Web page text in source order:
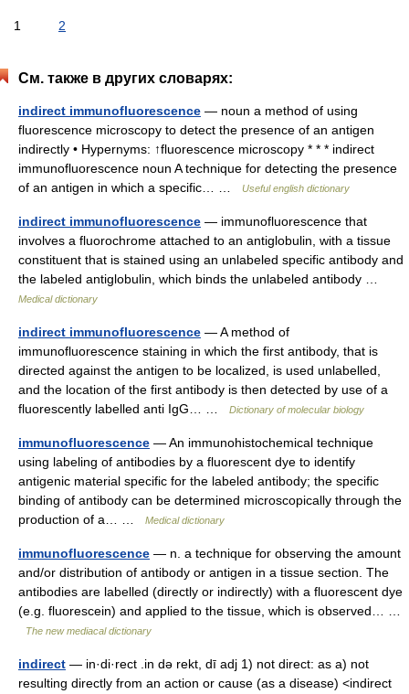
1 2
См. также в других словарях:
indirect immunofluorescence — noun a method of using
fluorescence microscopy to detect the presence of an antigen
indirectly • Hypernyms: ↑fluorescence microscopy * * * indirect
immunofluorescence noun A technique for detecting the presence
of an antigen in which a specific… …
Useful english dictionary
indirect immunofluorescence — immunofluorescence that
involves a fluorochrome attached to an antiglobulin, with a tissue
constituent that is stained using an unlabeled specific antibody and
the labeled antiglobulin, which binds the unlabeled antibody …
Medical dictionary
indirect immunofluorescence — A method of
immunofluorescence staining in which the first antibody, that is
directed against the antigen to be localized, is used unlabelled,
and the location of the first antibody is then detected by use of a
fluorescently labelled anti IgG… …
Dictionary of molecular biology
immunofluorescence — An immunohistochemical technique
using labeling of antibodies by a fluorescent dye to identify
antigenic material specific for the labeled antibody; the specific
binding of antibody can be determined microscopically through the
production of a… …
Medical dictionary
immunofluorescence — n. a technique for observing the amount
and/or distribution of antibody or antigen in a tissue section. The
antibodies are labelled (directly or indirectly) with a fluorescent dye
(e.g. fluorescein) and applied to the tissue, which is observed… …
The new mediacal dictionary
indirect — in·di·rect .in də rekt, dī adj 1) not direct: as a) not
resulting directly from an action or cause (as a disease) <indirect